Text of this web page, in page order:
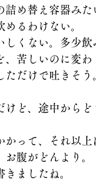
詰め替え容器み
るわけない。
しくない。多少
、苦しいのに変わ
ただけで吐きそう
けど、途中から
かって、それ以
お腹がどんより。
ましたね。